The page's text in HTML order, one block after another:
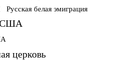
Русская белая эмиграция
США
церковь